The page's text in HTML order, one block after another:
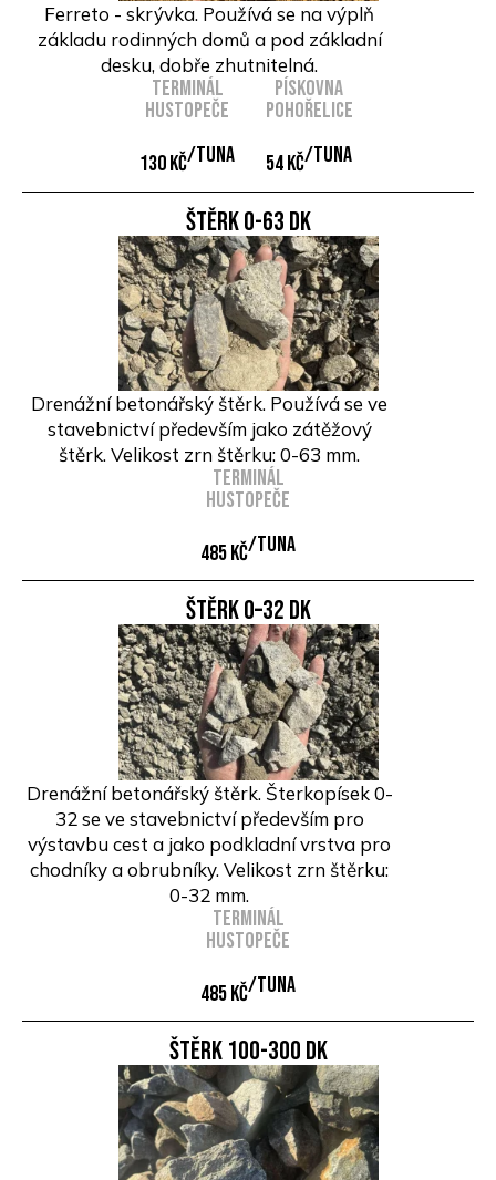
Ferreto - skrývka. Používá se na výplň
základu rodinných domů a pod základní
desku, dobře zhutnitelná.
Terminál
Hustopeče
130 Kč/Tuna
Pískovna
Pohořelice
54 Kč/Tuna
Štěrk 0-63 DK
Drenážní betonářský štěrk. Používá se ve
stavebnictví především jako zátěžový
štěrk. Velikost zrn štěrku: 0-63 mm.
Terminál
Hustopeče
485 Kč/Tuna
Štěrk 0–32 DK
Drenážní betonářský štěrk. Šterkopísek 0-
32 se ve stavebnictví především pro
výstavbu cest a jako podkladní vrstva pro
chodníky a obrubníky. Velikost zrn štěrku:
0-32 mm.
Terminál
Hustopeče
485 Kč/Tuna
ŠTĚRK 100-300 DK